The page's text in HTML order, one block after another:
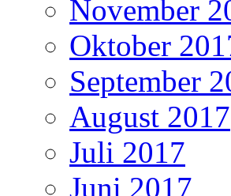
November
Oktober
September
August 2017
Juli 2017
Juni 2017